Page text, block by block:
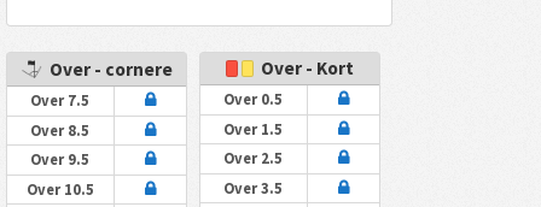
Over - cornere
Over 7.5
Over 8.5
Over 9.5
Over 10.5
Over - Kort
Over 0.5
Over 1.5
Over 2.5
Over 3.5